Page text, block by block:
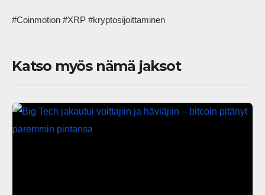
#Coinmotion #XRP #kryptosijoittaminen
Katso myös nämä jaksot